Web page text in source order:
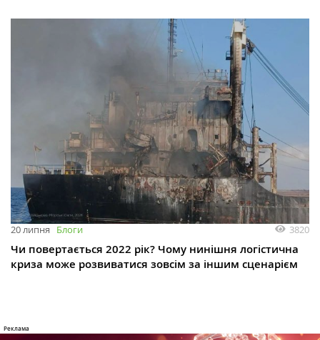
20 липня Блоги 3820
Чи повертається 2022 рік? Чому нинішня логістична
криза може розвиватися зовсім за іншим сценарієм